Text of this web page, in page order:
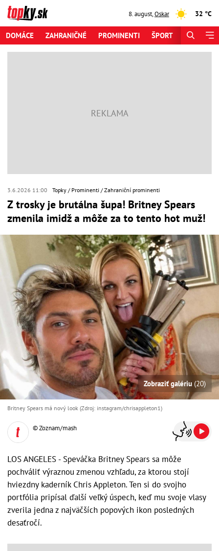
8. august,Oskar 32 °C
DOMÁCE ZAHRANIČNÉ PROMINENTI ŠPORT
3.6.2026 11:00 Topky Prominenti Zahraniční prominenti
Z trosky je brutálna šupa! Britney Spears
zmenila imidž a môže za to tento hot muž!
Zobraziť galériu (20)
Britney Spears má nový look (Zdroj: instagram/chrisappleton1)
© Zoznam/mash
LOS ANGELES - Speváčka Britney Spears sa môže
pochváliť výraznou zmenou vzhľadu, za ktorou stojí
hviezdny kaderník Chris Appleton. Ten si do svojho
portfólia pripísal ďalší veľký úspech, keď mu svoje vlasy
zverila jedna z najväčších popových ikon posledných
desaťročí.